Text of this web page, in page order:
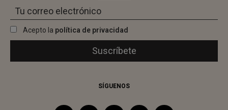
Acepto la política de privacidad
SÍGUENOS